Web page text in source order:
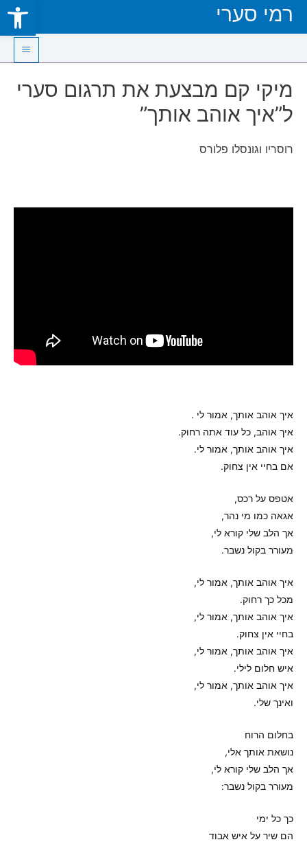
Open toolbar
Skip
רמי סערי
Main
Menu
מיקי קם מבצעת את תרגום סערי
ל”איך אוהב אותך”
רוסריו וגונסלו פלורס
איך אוהב אותך, אמור לי .
איך אוהב, כל עוד אתה רחוק.
איך אוהב אותך, אמור לי.
אם בחיי אין צחוק.
אטפס על רכס,
אגאה כמו מי נהר,
אך הלב שלי קורא לי,
מעורר בקול נשבר.
איך אוהב אותך, אמור לי,
מכל כך רחוק.
איך אוהב אותך, אמור לי,
בחיי אין צחוק.
איך אוהב אותך, אמור לי,
איש חלום לילי.
איך אוהב אותך, אמור לי,
ואינך שלי.
בחלום הרוח
נושאת אותך אלי,
אך הלב שלי קורא לי,
מעורר בקול נשבר:
כך כל ימי
הם שיר על איש אבוד